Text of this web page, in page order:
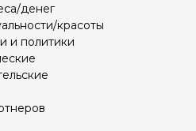
денег
красоты
и политики